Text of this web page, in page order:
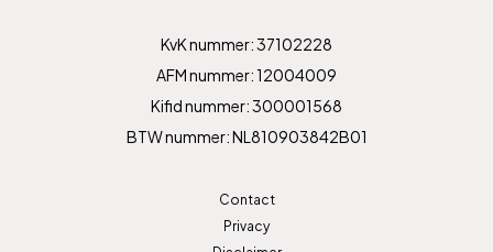
KvK nummer: 37102228
AFM nummer: 12004009
Kifid nummer: 300001568
BTW nummer: NL810903842B01
Contact
Privacy